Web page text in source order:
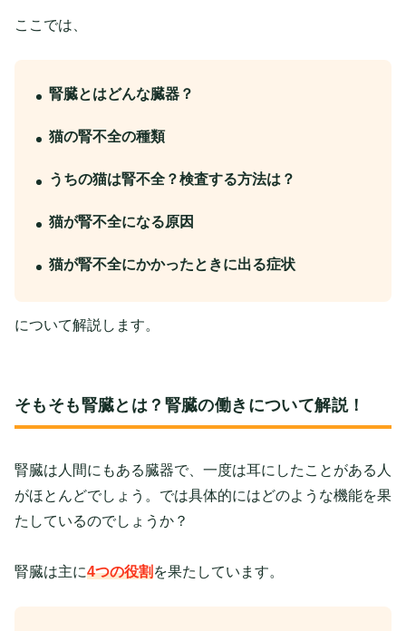
ここでは、
腎臓とはどんな臓器？
猫の腎不全の種類
うちの猫は腎不全？検査する方法は？
猫が腎不全になる原因
猫が腎不全にかかったときに出る症状
について解説します。
そもそも腎臓とは？腎臓の働きについて解説！
腎臓は人間にもある臓器で、一度は耳にしたことがある人
がほとんどでしょう。では具体的にはどのような機能を果
たしているのでしょうか？
腎臓は主に4つの役割 を果たしています。